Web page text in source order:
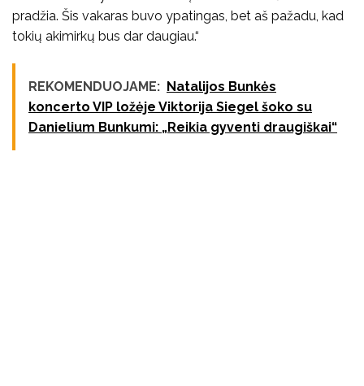
pradžia. Šis vakaras buvo ypatingas, bet aš pažadu, kad
tokių akimirkų bus dar daugiau.“
REKOMENDUOJAME: Natalijos Bunkės
koncerto VIP ložėje Viktorija Siegel šoko su
Danielium Bunkumi: „Reikia gyventi draugiškai“